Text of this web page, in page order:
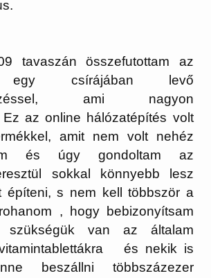
tavaszán összefutottam az
egy csírájában levő
ami nagyon
Ez az online hálózatépítés volt
amit nem volt nehéz
és úgy gondoltam az
sokkal könnyebb lesz
építeni, s nem kell többször a
, hogy bebizonyítsam
szükségük van az általam
és nekik is
beszállni többszázezer